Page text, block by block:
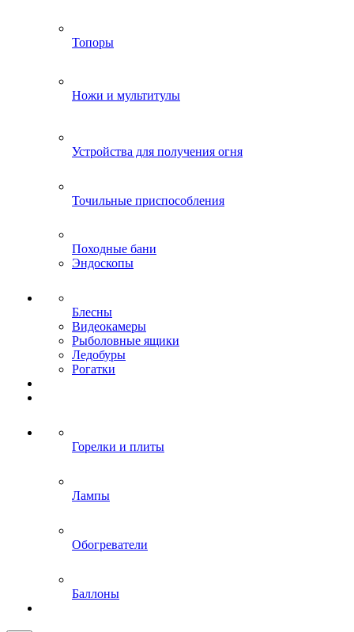
Топоры
Ножи и мультитулы
Устройства для получения огня
Точильные приспособления
Походные бани
Эндоскопы
Блесны
Видеокамеры
Рыболовные ящики
Ледобуры
Рогатки
Горелки и плиты
Лампы
Обогреватели
Баллоны